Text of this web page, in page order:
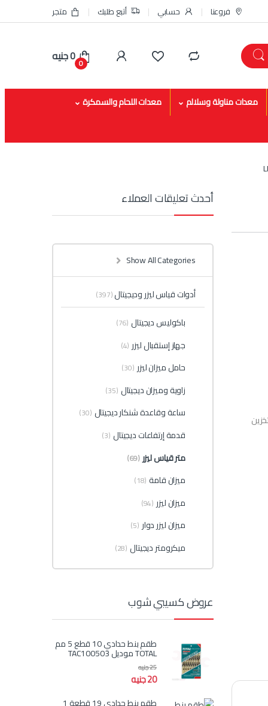
فروعنا حسابي أتبع طلبك متجر
0
0جنيه
معدات مناولة وسلالم معدات اللحام والسمكرة
أحدث تعليقات العملاء
Show All Categories
أدوات قياس ليزر وديجيتال(397)
باكوليس ديجيتال (76)
جهاز إستقبال ليزر (4)
حامل ميزان ليزر (30)
زاوية وميزان ديجيتال (35)
ساعة وقاعدة شنكار ديجيتال (30)
قدمة إرتفاعات ديجيتال (3)
متر قياس ليزر(69)
ميزان قامة (18)
ميزان ليزر (94)
ميزان ليزر دوار (5)
ميكرومتر ديجيتال (28)
عروض كسيبي شوب
طقم بنط حدادي 10 قطع 5 مم
TOTAL موديل TAC100503
20جنيه
25جنيه